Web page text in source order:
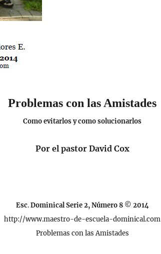
Problemas con las Amistades
Como evitarlos y como solucionarlos
Por el pastor David Cox
Esc.Dominical Serie 2, Número 8 © 2014
http://www.maestro-de-escuela-dominical.com
Problemas con las Amistades